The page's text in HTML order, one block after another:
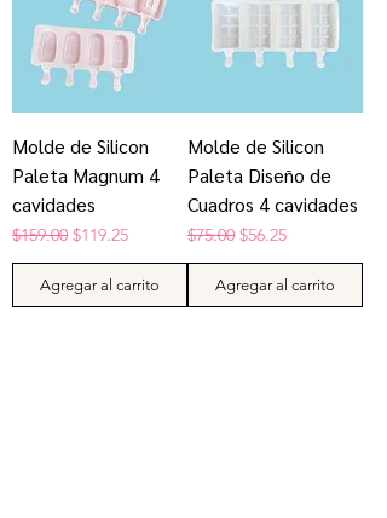
Molde de Silicon
Paleta Magnum 4
cavidades
Precio
$159.00 Precio de oferta
$119.25
Agregar al carrito
Molde de Silicon
Paleta Diseño de
Cuadros 4 cavidades
Precio
$75.00 Precio de oferta
$56.25
Agregar al carrito